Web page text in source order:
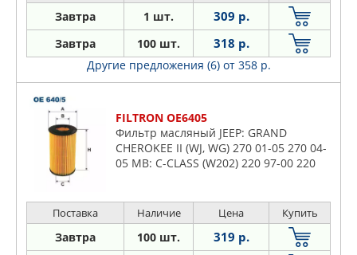
Завтра 1 шт. 309 р.
Завтра 100 шт. 318 р.
Другие предложения (6) от 358 р.
FILTRON OE6405
Фильтр масляный JEEP: GRAND
CHEROKEE II (WJ, WG) 270 01-05 270 04-
05 MB: C-CLASS (W202) 220 97-00 220
Поставка Наличие Цена Купить
Завтра 100 шт. 319 р.